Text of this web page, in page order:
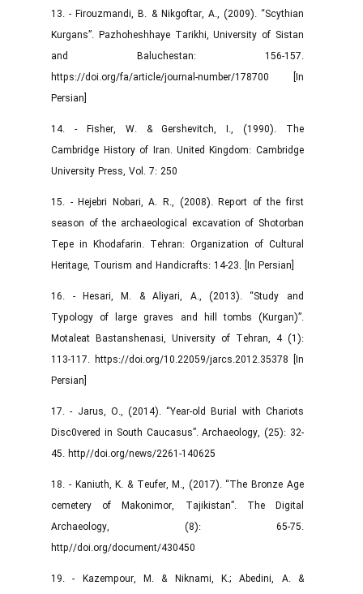
13. - Firouzmandi, B. & Nikgoftar, A., (2009). “Scythian
Kurgans”. Pazhoheshhaye Tarikhi, University of Sistan
and Baluchestan: 156-157.
https://doi.org/fa/article/journal-number/178700 [In
Persian]
14. - Fisher, W. & Gershevitch, I., (1990). The
Cambridge History of Iran. United Kingdom: Cambridge
University Press, Vol. 7: 250
15. - Hejebri Nobari, A. R., (2008). Report of the first
season of the archaeological excavation of Shotorban
Tepe in Khodafarin. Tehran: Organization of Cultural
Heritage, Tourism and Handicrafts: 14-23. [In Persian]
16. - Hesari, M. & Aliyari, A., (2013). “Study and
Typology of large graves and hill tombs (Kurgan)”.
Motaleat Bastanshenasi, University of Tehran, 4 (1):
113-117. https://doi.org/10.22059/jarcs.2012.35378 [In
Persian]
17. - Jarus, O., (2014). “Year-old Burial with Chariots
Disc0vered in South Caucasus”. Archaeology, (25): 32-
45. http//doi.org/news/2261-140625
18. - Kaniuth, K. & Teufer, M., (2017). “The Bronze Age
cemetery of Makonimor, Tajikistan”. The Digital
Archaeology, (8): 65-75.
http//doi.org/document/430450
19. - Kazempour, M. & Niknami, K.; Abedini, A. &